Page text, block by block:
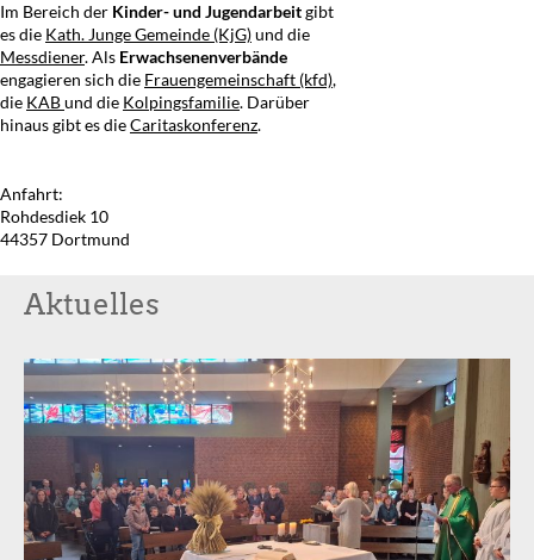
Im Bereich der Kinder- und Jugendarbeitgibt
es die Kath. Junge Gemeinde (KjG)und die
Messdiener. Als Erwachsenenverbände
engagieren sich die Frauengemeinschaft (kfd),
die KABund die Kolpingsfamilie. Darüber
hinaus gibt es dieCaritaskonferenz.
Anfahrt:
Rohdesdiek 10
44357 Dortmund
Aktuelles